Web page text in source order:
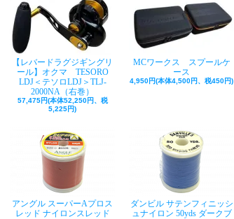
【レバードラグジギングリ
ール】オクマ TESORO
LDJ＜テソロLDJ＞TLJ-
2000NA（右巻）
57,475円(本体52,250円、税
5,225円)
MCワークス スプールケ
ース
4,950円(本体4,500円、税450円)
アングル スーパーAプロス
レッド ナイロンスレッド
ダンビル サテンフィニッシ
ュナイロン 50yds ダークブ